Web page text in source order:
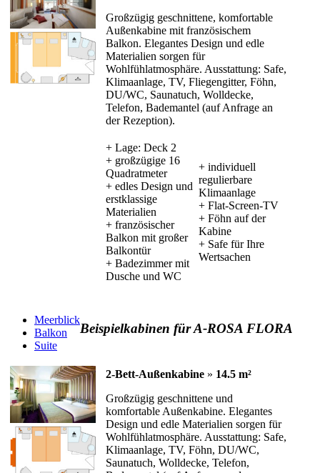
Großzügig geschnittene, komfortable
Außenkabine mit französischem
Balkon. Elegantes Design und edle
Materialien sorgen für
Wohlfühlatmosphäre. Ausstattung: Safe,
Klimaanlage, TV, Fliegengitter, Föhn,
DU/WC, Saunatuch, Wolldecke,
Telefon, Bademantel (auf Anfrage an
der Rezeption).
+ Lage: Deck 2
+ großzügige 16
Quadratmeter
+ edles Design und
erstklassige
Materialien
+ französischer
Balkon mit großer
Balkontür
+ Badezimmer mit
Dusche und WC
+ individuell
regulierbare
Klimaanlage
+ Flat-Screen-TV
+ Föhn auf der
Kabine
+ Safe für Ihre
Wertsachen
Beispielkabinen für A-ROSA FLORA
Meerblick
Balkon
Suite
2-Bett-Außenkabine » 14.5 m²
Großzügig geschnittene und
komfortable Außenkabine. Elegantes
Design und edle Materialien sorgen für
Wohlfühlatmosphäre. Ausstattung: Safe,
Klimaanlage, TV, Föhn, DU/WC,
Saunatuch, Wolldecke, Telefon,